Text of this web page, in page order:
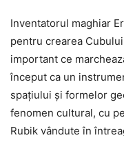
Inventatorul maghiar
pentru crearea
important ce
început ca un
spațiului și formelor
fenomen cultural, cu
Rubik vândute în